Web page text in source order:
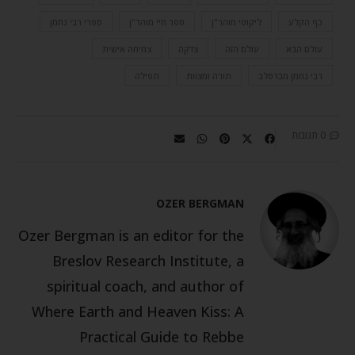
כף הקלע ליקוטי מוהר"ן ספר חיי מוהר"ן ספרי רבי נחמן
עולם הבא עולם הזה צדקה צמיחה אישית
רבי נחמן מברסלב תורה ומצוות תפילה
0 תגובות
OZER BERGMAN
Ozer Bergman is an editor for the
Breslov Research Institute, a
spiritual coach, and author of
Where Earth and Heaven Kiss: A
Practical Guide to Rebbe